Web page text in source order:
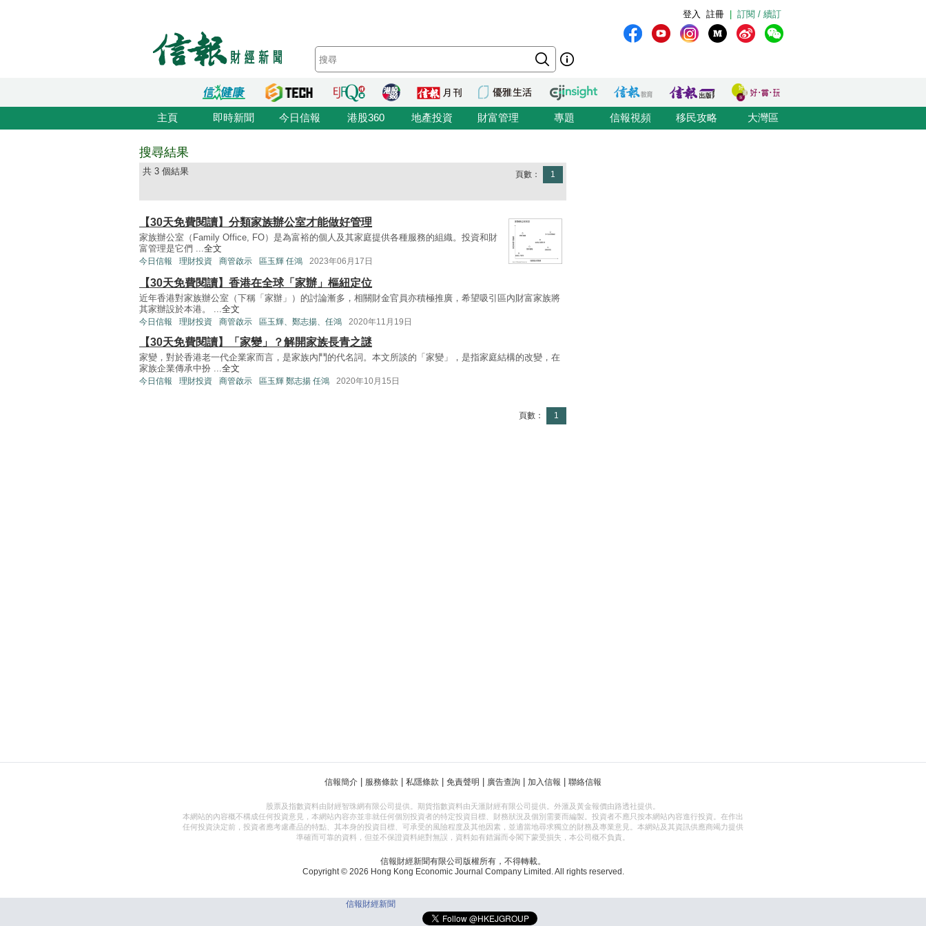
訂閱 / 續訂
註冊
登入
主頁 即時新聞 今日信報 港股360 地產投資 財富管理 專題 信報視頻 移民攻略 大灣區
搜尋結果
共 3 個結果 頁數： 1
【30天免費閱讀】分類家族辦公室才能做好管理
家族辦公室（Family Office, FO）是為富裕的個人及其家庭提供各種服務的組織。投資和財
富管理是它們 ...全文
今日信報 理財投資 商管啟示 區玉輝 任鴻 2023年06月17日
【30天免費閱讀】香港在全球「家辦」樞紐定位
近年香港對家族辦公室（下稱「家辦」）的討論漸多，相關財金官員亦積極推廣，希望吸引區內財富家族將
其家辦設於本港。 ... 全文
今日信報 理財投資 商管啟示 區玉輝、鄭志揚、任鴻 2020年11月19日
【30天免費閱讀】「家變」？解開家族長青之謎
家變，對於香港老一代企業家而言，是家族內鬥的代名詞。本文所談的「家變」，是指家庭結構的改變，在
家族企業傳承中扮 ... 全文
今日信報 理財投資 商管啟示 區玉輝 鄭志揚 任鴻 2020年10月15日
頁數： 1
信報簡介 服務條款 私隱條款 免責聲明 廣告查詢 加入信報 聯絡信報
股票及指數資料由財經智珠網有限公司提供。期貨指數資料由天滙財經有限公司提供。外滙及黃金報價由路透社提供。
本網站的內容概不構成任何投資意見，本網站內容亦並非就任何個別投資者的特定投資目標、財務狀況及個別需要而編製。投資者不應只按本網站內容進行投資。在作出
任何投資決定前，投資者應考慮產品的特點、其本身的投資目標、可承受的風險程度及其他因素，並適當地尋求獨立的財務及專業意見。本網站及其資訊供應商竭力提供
準確而可靠的資料，但並不保證資料絕對無誤，資料如有錯漏而令閣下蒙受損失，本公司概不負責。
信報財經新聞有限公司版權所有，不得轉載。
Copyright © 2026 Hong Kong Economic Journal Company Limited. All rights reserved.
信報財經新聞